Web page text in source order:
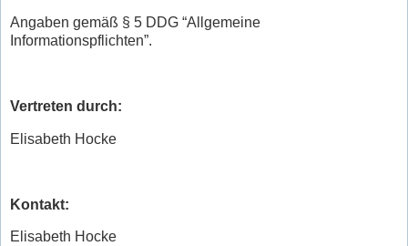
Angaben gemäß § 5 DDG “Allgemeine
Informationspflichten”.
Vertreten durch:
Elisabeth Hocke
Kontakt:
Elisabeth Hocke